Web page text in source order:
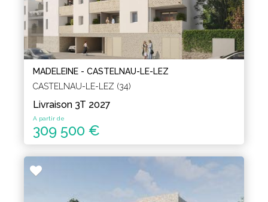
MADELEINE - CASTELNAU-LE-LEZ
CASTELNAU-LE-LEZ (34)
Livraison 3T 2027
A partir de
309 500 €